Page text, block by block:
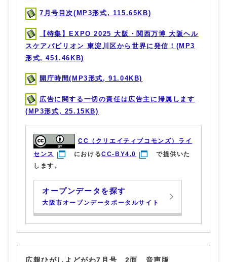
7月号目次(MP3形式, 115.65KB)
【特集】EXPO 2025 大阪・関西万博 大阪ヘル
スケアパビリオン 東淀川区から世界に発信！(MP3
形式, 451.46KB)
開庁時間(MP3形式, 91.04KB)
広告に関する一切の責任は広告主に帰属します
(MP3形式, 25.15KB)
CC（クリエイティブコモンズ）ライ
センス
におけるCC-BY4.0
で提供いた
します。
オープンデータを探す
大阪市オープンデータポータルサイト
広報ひがしよどがわ7月号 2面 音声版